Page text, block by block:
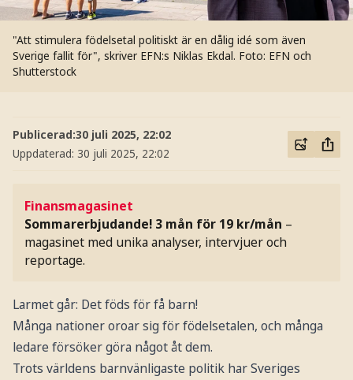
"Att stimulera födelsetal politiskt är en dålig idé som även
Sverige fallit för", skriver EFN:s Niklas Ekdal. Foto: EFN och
Shutterstock
Publicerad:30 juli 2025, 22:02
Uppdaterad: 30 juli 2025, 22:02
Finansmagasinet
Sommarerbjudande! 3 mån för 19 kr/mån –
magasinet med unika analyser, intervjuer och
reportage.
Larmet går: Det föds för få barn!
Många nationer oroar sig för födelsetalen, och många
ledare försöker göra något åt dem.
Trots världens barnvänligaste politik har Sveriges